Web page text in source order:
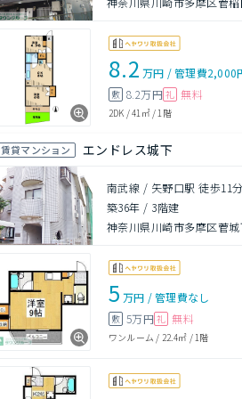
8.2 万円 /管理費2,000
敷 8.2万円 礼 無料
2DK /41㎡/1階
賃貸マンション エンドレス城下
南武線 / 矢野口駅 徒歩11分
築36年 / 3階建
神奈川県川崎市多摩区菅
5 万円 /管理費なし
敷 5万円 礼 無料
ワンルーム / 22.4㎡ /1階